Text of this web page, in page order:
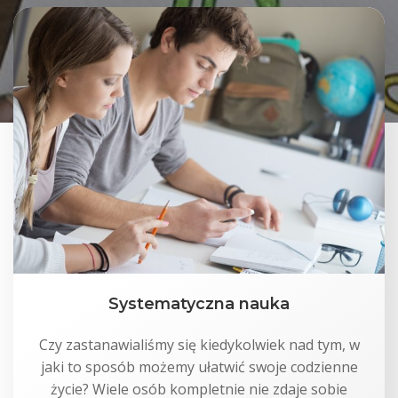
Systematyczna nauka
Czy zastanawialiśmy się kiedykolwiek nad tym, w
jaki to sposób możemy ułatwić swoje codzienne
życie? Wiele osób kompletnie nie zdaje sobie